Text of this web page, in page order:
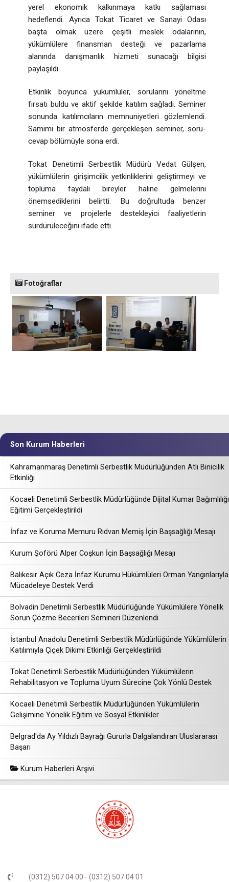
yerel ekonomik kalkınmaya katkı sağlaması
hedeflendi. Ayrıca Tokat Ticaret ve Sanayi Odası
başta olmak üzere çeşitli meslek odalarının,
yükümlülere finansman desteği ve pazarlama
alanında danışmanlık hizmeti sunacağı bilgisi
paylaşıldı.
Etkinlik boyunca yükümlüler, sorularını yöneltme
fırsatı buldu ve aktif şekilde katılım sağladı. Seminer
sonunda katılımcıların memnuniyetleri gözlemlendi.
Samimi bir atmosferde gerçekleşen seminer, soru-
cevap bölümüyle sona erdi.
Tokat Denetimli Serbestlik Müdürü Vedat Gülşen,
yükümlülerin girişimcilik yetkinliklerini geliştirmeyi ve
topluma faydalı bireyler haline gelmelerini
önemsediklerini belirtti. Bu doğrultuda benzer
seminer ve projelerle destekleyici faaliyetlerin
sürdürüleceğini ifade etti.
Fotoğraflar
Son Kurum Haberleri
Kahramanmaraş Denetimli Serbestlik Müdürlüğünden Atlı Binicilik
Etkinliği
Kocaeli Denetimli Serbestlik Müdürlüğünde Dijital Kumar Bağımlılığı
Eğitimi Gerçekleştirildi
İnfaz ve Koruma Memuru Rıdvan Memiş İçin Başsağlığı Mesajı
Kurum Şoförü Alper Coşkun İçin Başsağlığı Mesajı
Balıkesir Açık Ceza İnfaz Kurumu Hükümlüleri Orman Yangınlarıyla
Mücadeleye Destek Verdi
Bolvadin Denetimli Serbestlik Müdürlüğünde Yükümlülere Yönelik
Sorun Çözme Becerileri Semineri Düzenlendi
İstanbul Anadolu Denetimli Serbestlik Müdürlüğünde Yükümlülerin
Katılımıyla Çiçek Dikimi Etkinliği Gerçekleştirildi
Tokat Denetimli Serbestlik Müdürlüğünden Yükümlülerin
Rehabilitasyon ve Topluma Uyum Sürecine Çok Yönlü Destek
Kocaeli Denetimli Serbestlik Müdürlüğünden Yükümlülerin
Gelişimine Yönelik Eğitim ve Sosyal Etkinlikler
Belgrad'da Ay Yıldızlı Bayrağı Gururla Dalgalandıran Uluslararası
Başarı
Kurum Haberleri Arşivi
(0312) 507 04 00 - (0312) 507 04 01